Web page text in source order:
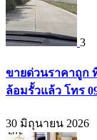
3
ขายด่วนราคาถูก
ล้อมรั้วแล้ว โทร
30 มิถุนายน 2026